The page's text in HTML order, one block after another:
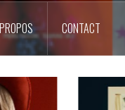
CONTACT